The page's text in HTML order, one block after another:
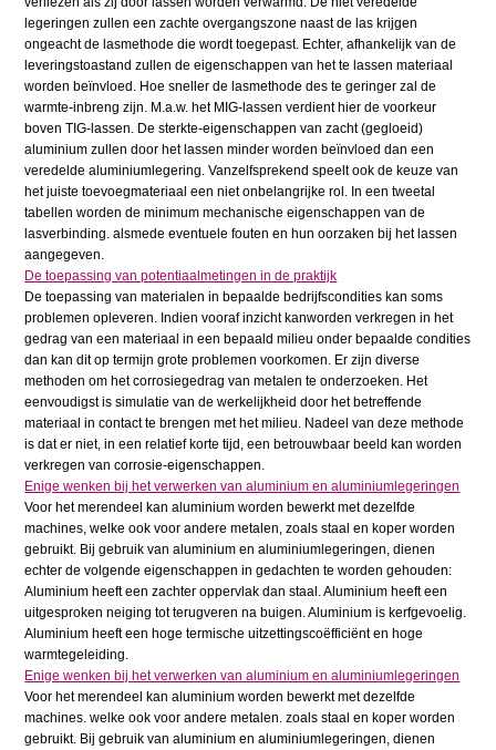
legeringen zullen een zachte overgangszone naast de las krijgen
ongeacht de lasmethode die wordt toegepast. Echter, afhankelijk van de
leveringstoastand zullen de eigenschappen van het te lassen materiaal
worden beïnvloed. Hoe sneller de lasmethode des te geringer zal de
warmte-inbreng zijn. M.a.w. het MIG-lassen verdient hier de voorkeur
boven TIG-lassen. De sterkte-eigenschappen van zacht (gegloeid)
aluminium zullen door het lassen minder worden beïnvloed dan een
veredelde aluminiumlegering. Vanzelfsprekend speelt ook de keuze van
het juiste toevoegmateriaal een niet onbelangrijke rol. In een tweetal
tabellen worden de minimum mechanische eigenschappen van de
lasverbinding. alsmede eventuele fouten en hun oorzaken bij het lassen
aangegeven.
De toepassing van potentiaalmetingen in de praktijk
De toepassing van materialen in bepaalde bedrijfscondities kan soms
problemen opleveren. Indien vooraf inzicht kanworden verkregen in het
gedrag van een materiaal in een bepaald milieu onder bepaalde condities
dan kan dit op termijn grote problemen voorkomen. Er zijn diverse
methoden om het corrosiegedrag van metalen te onderzoeken. Het
eenvoudigst is simulatie van de werkelijkheid door het betreffende
materiaal in contact te brengen met het milieu. Nadeel van deze methode
is dat er niet, in een relatief korte tijd, een betrouwbaar beeld kan worden
verkregen van corrosie-eigenschappen.
Enige wenken bij het verwerken van aluminium en aluminiumlegeringen
Voor het merendeel kan aluminium worden bewerkt met dezelfde
machines, welke ook voor andere metalen, zoals staal en koper worden
gebruikt. Bij gebruik van aluminium en aluminiumlegeringen, dienen
echter de volgende eigenschappen in gedachten te worden gehouden:
Aluminium heeft een zachter oppervlak dan staal. Aluminium heeft een
uitgesproken neiging tot terugveren na buigen. Aluminium is kerfgevoelig.
Aluminium heeft een hoge termische uitzettingscoëfficiënt en hoge
warmtegeleiding.
Enige wenken bij het verwerken van aluminium en aluminiumlegeringen
Voor het merendeel kan aluminium worden bewerkt met dezelfde
machines. welke ook voor andere metalen. zoals staal en koper worden
gebruikt. Bij gebruik van aluminium en aluminiumlegeringen, dienen